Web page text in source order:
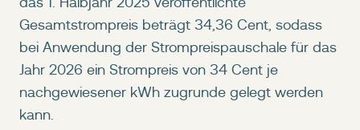
Gesamtstrompreis beträgt 34,36 Cent, sodass
bei Anwendung der Strompreispauschale für das
Jahr 2026 ein Strompreis von 34 Cent je
nachgewiesener kWh zugrunde gelegt werden
kann.